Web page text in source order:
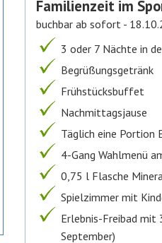
Familienzeit im
buchbar ab sofort -
3 oder 7 Nächte in
Begrüßungsgetränk
Frühstücksbuffet
Nachmittagsjause
Täglich eine Portion
4-Gang Wahlmenü
0,75 l Flasche
Spielzimmer mit
Erlebnis-Freibad mit
September)